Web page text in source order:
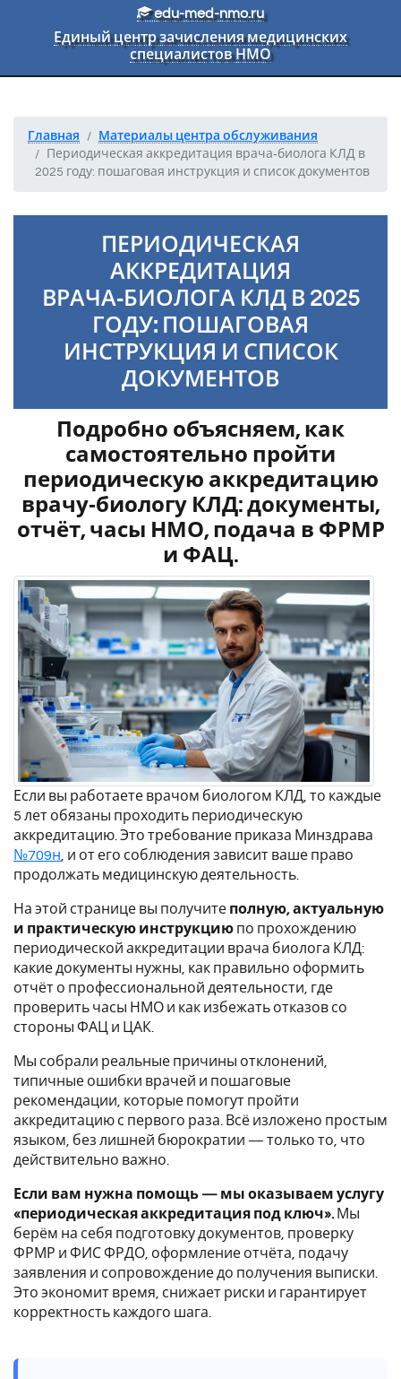
Перейти к основному текстуedu-med-nmo.ru
Единый центр зачисления медицинских
специалистов НМО
Главная
Материалы центра обслуживания
Периодическая аккредитация врача‑биолога КЛД в
2025 году: пошаговая инструкция и список документов
ПЕРИОДИЧЕСКАЯ
АККРЕДИТАЦИЯ
ВРАЧА‑БИОЛОГА КЛД В 2025
ГОДУ: ПОШАГОВАЯ
ИНСТРУКЦИЯ И СПИСОК
ДОКУМЕНТОВ
Подробно объясняем, как
самостоятельно пройти
периодическую аккредитацию
врачу‑биологу КЛД: документы,
отчёт, часы НМО, подача в ФРМР
и ФАЦ.
Если вы работаете врачом биологом КЛД, то каждые
5 лет обязаны проходить периодическую
аккредитацию. Это требование приказа Минздрава
№709н , и от его соблюдения зависит ваше право
продолжать медицинскую деятельность.
На этой странице вы получите полную, актуальную
и практическую инструкцию по прохождению
периодической аккредитации врача биолога КЛД:
какие документы нужны, как правильно оформить
отчёт о профессиональной деятельности, где
проверить часы НМО и как избежать отказов со
стороны ФАЦ и ЦАК.
Мы собрали реальные причины отклонений,
типичные ошибки врачей и пошаговые
рекомендации, которые помогут пройти
аккредитацию с первого раза. Всё изложено простым
языком, без лишней бюрократии — только то, что
действительно важно.
Если вам нужна помощь — мы оказываем услугу
«периодическая аккредитация под ключ». Мы
берём на себя подготовку документов, проверку
ФРМР и ФИС ФРДО, оформление отчёта, подачу
заявления и сопровождение до получения выписки.
Это экономит время, снижает риски и гарантирует
корректность каждого шага.